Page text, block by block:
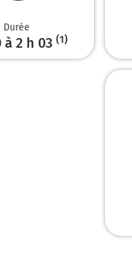
Durée
à 2 h 03 (1)